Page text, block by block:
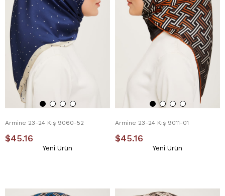
Armine 23-24 Kış 9060-52
$45.16
Yeni Ürün
Armine 23-24 Kış 9011-01
$45.16
Yeni Ürün